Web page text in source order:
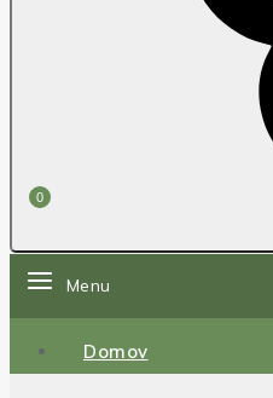
0
Menu
Domov